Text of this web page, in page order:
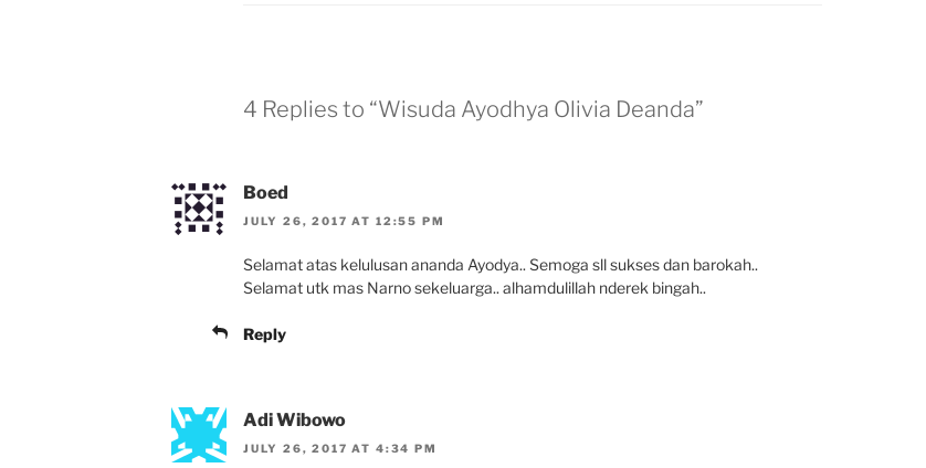
4 Replies to “Wisuda Ayodhya Olivia Deanda”
Boed
JULY 26, 2017 AT 12:55 PM
Selamat atas kelulusan ananda Ayodya.. Semoga sll sukses dan barokah..
Selamat utk mas Narno sekeluarga.. alhamdulillah nderek bingah..
Reply
Adi Wibowo
JULY 26, 2017 AT 4:34 PM